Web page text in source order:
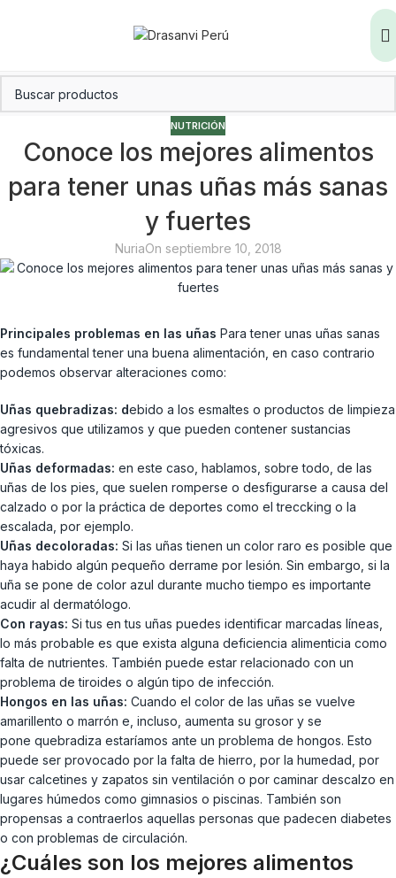
NUTRICIÓN
Conoce los mejores alimentos
para tener unas uñas más sanas
y fuertes
NuriaOn septiembre 10, 2018
Principales problemas en las uñas Para tener unas uñas sanas
es fundamental tener una buena alimentación, en caso contrario
podemos observar alteraciones como:
Uñas quebradizas: debido a los esmaltes o productos de limpieza
agresivos que utilizamos y que pueden contener sustancias
tóxicas.
Uñas deformadas: en este caso, hablamos, sobre todo, de las
uñas de los pies, que suelen romperse o desfigurarse a causa del
calzado o por la práctica de deportes como el treccking o la
escalada, por ejemplo.
Uñas decoloradas: Si las uñas tienen un color raro es posible que
haya habido algún pequeño derrame por lesión. Sin embargo, si la
uña se pone de color azul durante mucho tiempo es importante
acudir al dermatólogo.
Con rayas: Si tus en tus uñas puedes identificar marcadas líneas,
lo más probable es que exista alguna deficiencia alimenticia como
falta de nutrientes. También puede estar relacionado con un
problema de tiroides o algún tipo de infección.
Hongos en las uñas: Cuando el color de las uñas se vuelve
amarillento o marrón e, incluso, aumenta su grosor y se
pone quebradiza estaríamos ante un problema de hongos. Esto
puede ser provocado por la falta de hierro, por la humedad, por
usar calcetines y zapatos sin ventilación o por caminar descalzo en
lugares húmedos como gimnasios o piscinas. También son
propensas a contraerlos aquellas personas que padecen diabetes
o con problemas de circulación.
¿Cuáles son los mejores alimentos